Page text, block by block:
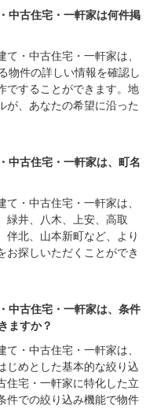
中古住宅・一軒家は何件掲
・中古住宅・一軒家は、
物件の詳しい情報を確認し
ですることができます。地
が、あなたの希望に沿った
中古住宅・一軒家は、町名
・中古住宅・一軒家は、
緑井、八木、上安、高取
伴北、山本新町など、より
お探しいただくことができ
中古住宅・一軒家は、条件
ますか？
・中古住宅・一軒家は、
じめとした基本的な絞り込
住宅・一軒家に特化した立
件での絞り込み機能で物件